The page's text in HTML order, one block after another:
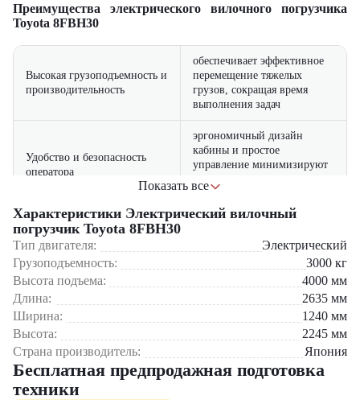
Преимущества электрического вилочного погрузчика
Toyota 8FBH30
Высокая грузоподъемность и
производительность
обеспечивает эффективное
перемещение тяжелых
грузов, сокращая время
выполнения задач
Удобство и безопасность
оператора
эргономичный дизайн
кабины и простое
управление минимизируют
безопасность
Экономия на обслуживании
и энергозатратах
обслуживание и
эффективное
энергопотребление снижают
эксплуатационные расходы
Где применяется вилочный погрузчик Toyota 8FBH30?
Склады и логистические центры
Торгово-распределительные базы
Холодильные и пищевые склады
Показать все
Характеристики Электрический вилочный
погрузчик Toyota 8FBH30
Тип двигателя:
Электрический
Грузоподъемность:
3000 кг
Высота подъема:
4000 мм
Длина:
2635 мм
Ширина:
1240 мм
Высота:
2245 мм
Страна производитель:
Япония
Бесплатная предпродажная подготовка
техники